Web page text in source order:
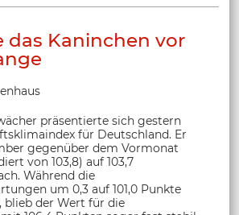
das Kaninchen vor
präsentierte sich gestern
für Deutschland. Er
gegenüber dem Vormonat
von 103,8) auf 103,7
Während die
um 0,3 auf 101,0 Punkte
blieb der Wert für die